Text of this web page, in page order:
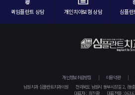
퀵임플란트 상담 개인치아보험 상담 심플란
개인정보취급방침 이용약관
남원치과 심플란트치과의원
전라북도 남원시 동부시장길 2, (동
대표자 : 최진환
대표전화 :